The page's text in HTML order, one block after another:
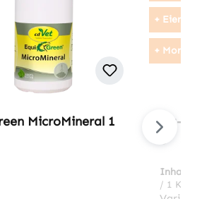
MicroMineral 1
+
+ Moringa
Fit-
g
Inhalt:
/ 1